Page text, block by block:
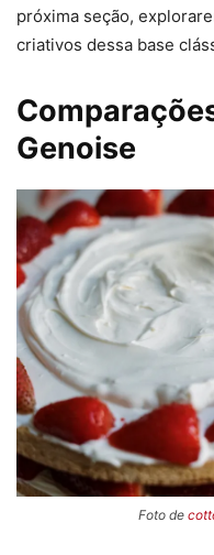
próxima seção,
criativos dessa base
Genoise
Foto de